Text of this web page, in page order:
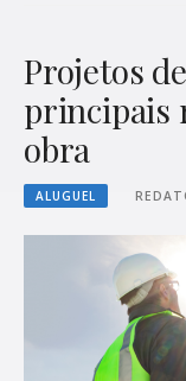
Projetos
principais
obra
ALUGUEL